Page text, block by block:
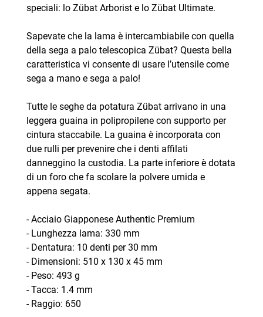
speciali: lo Zübat Arborist e lo Zübat Ultimate.
Sapevate che la lama è intercambiabile con quella
della sega a palo telescopica Zübat? Questa bella
caratteristica vi consente di usare l’utensile come
sega a mano e sega a palo!
Tutte le seghe da potatura Zübat arrivano in una
leggera guaina in polipropilene con supporto per
cintura staccabile. La guaina è incorporata con
due rulli per prevenire che i denti affilati
danneggino la custodia. La parte inferiore è dotata
di un foro che fa scolare la polvere umida e
appena segata.
- Acciaio Giapponese Authentic Premium
- Lunghezza lama: 330 mm
- Dentatura: 10 denti per 30 mm
- Dimensioni: 510 x 130 x 45 mm
- Peso: 493 g
- Tacca: 1.4 mm
- Raggio: 650